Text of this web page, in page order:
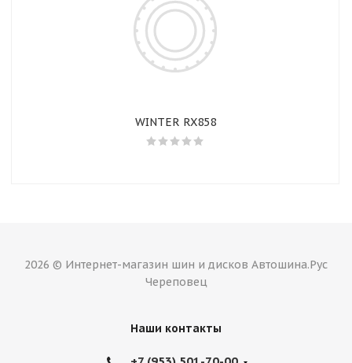
WINTER RX858
2026 © Интернет-магазин шин и дисков Автошина.Рус
Череповец
Наши контакты